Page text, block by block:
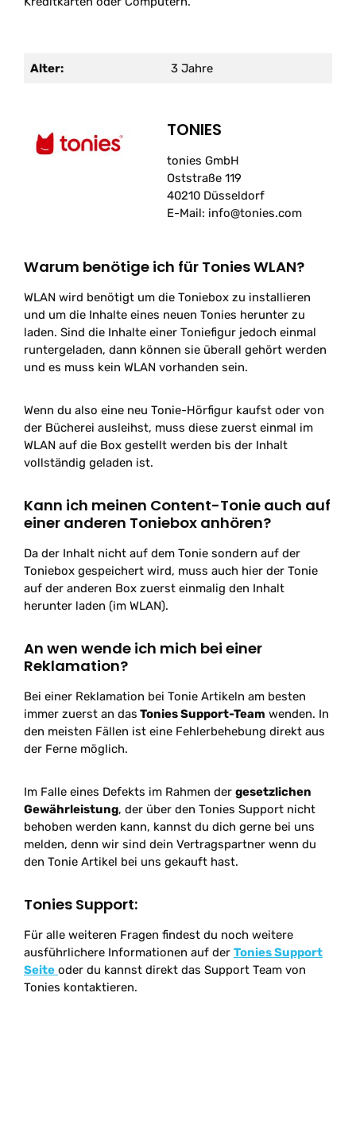
Alter: 3 Jahre
TONIES
tonies GmbH
Oststraße 119
40210 Düsseldorf
E-Mail: info@tonies.com
Warum benötige ich für Tonies WLAN?
WLAN wird benötigt um die Toniebox zu installieren
und um die Inhalte eines neuen Tonies herunter zu
laden. Sind die Inhalte einer Toniefigur jedoch einmal
runtergeladen, dann können sie überall gehört werden
und es muss kein WLAN vorhanden sein.
Wenn du also eine neu Tonie-Hörfigur kaufst oder von
der Bücherei ausleihst, muss diese zuerst einmal im
WLAN auf die Box gestellt werden bis der Inhalt
vollständig geladen ist.
Kann ich meinen Content-Tonie auch auf
einer anderen Toniebox anhören?
Da der Inhalt nicht auf dem Tonie sondern auf der
Toniebox gespeichert wird, muss auch hier der Tonie
auf der anderen Box zuerst einmalig den Inhalt
herunter laden (im WLAN).
An wen wende ich mich bei einer
Reklamation?
Bei einer Reklamation bei Tonie Artikeln am besten
immer zuerst an das Tonies Support-Team wenden. In
den meisten Fällen ist eine Fehlerbehebung direkt aus
der Ferne möglich.
Im Falle eines Defekts im Rahmen der gesetzlichen
Gewährleistung, der über den Tonies Support nicht
behoben werden kann, kannst du dich gerne bei uns
melden, denn wir sind dein Vertragspartner wenn du
den Tonie Artikel bei uns gekauft hast.
Tonies Support:
Für alle weiteren Fragen findest du noch weitere
ausführlichere Informationen auf der Tonies Support
Seite oder du kannst direkt das Support Team von
Tonies kontaktieren.